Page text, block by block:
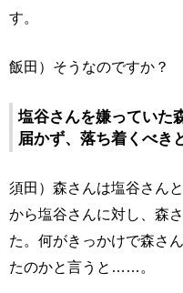
す。
飯田）そうなのですか？
塩谷さんを嫌ってい
届かず、落ち着くべき
須田）森さんは塩谷さん
から塩谷さんに対し、森
た。何がきっかけで森さ
たのかと言うと……。